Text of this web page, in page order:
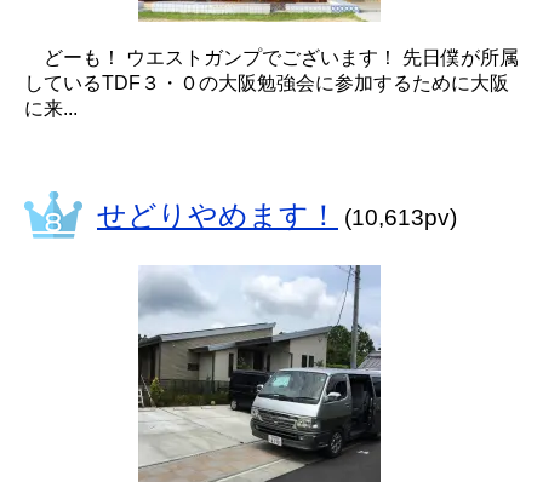
どーも！ ウエストガンプでございます！ 先日僕が所属
しているTDF３・０の大阪勉強会に参加するために大阪
に来...
せどりやめます！ (10,613pv)